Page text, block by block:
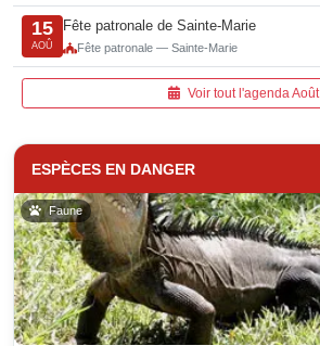
15
AOÛ
Fête patronale de Sainte-Marie
Fête patronale — Sainte-Marie
Voir tout l'agenda Août
ESPÈCES EN DANGER
Faune